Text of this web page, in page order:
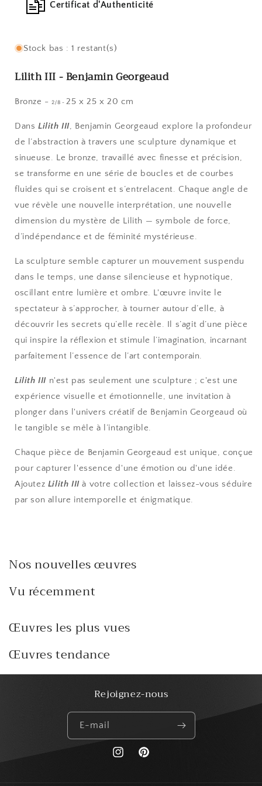
Certificat d'Authenticité
Stock bas : 1 restant(s)
Lilith III - Benjamin Georgeaud
Bronze -2/8 - 25 x 25 x 20 cm
Dans Lilith III, Benjamin Georgeaud explore la profondeur
de l’abstraction à travers une sculpture dynamique et
sinueuse. Le bronze, travaillé avec finesse et précision,
se transforme en une série de boucles et de courbes
fluides qui se croisent et s’entrelacent. Chaque angle de
vue révèle une nouvelle interprétation, une nouvelle
dimension du mystère de Lilith — symbole de force,
d’indépendance et de féminité mystérieuse.
La sculpture semble capturer un mouvement suspendu
dans le temps, une danse silencieuse et hypnotique,
oscillant entre lumière et ombre. L'œuvre invite le
spectateur à s’approcher, à tourner autour d’elle, à
découvrir les secrets qu’elle recèle. Il s’agit d’une pièce
qui inspire la réflexion et stimule l’imagination, incarnant
parfaitement l’essence de l’art contemporain.
Lilith III n'est pas seulement une sculpture ; c'est une
expérience visuelle et émotionnelle, une invitation à
plonger dans l'univers créatif de Benjamin Georgeaud où
le tangible se mêle à l’intangible.
Chaque pièce de Benjamin Georgeaud est unique, conçue
pour capturer l'essence d'une émotion ou d'une idée.
Ajoutez Lilith IIIà votre collection et laissez-vous séduire
par son allure intemporelle et énigmatique.
Nos nouvelles œuvres
Vu récemment
Œuvres les plus vues
Œuvres tendance
Rejoignez-nous
E-mail
https://www.instagram.com/
Pinterest